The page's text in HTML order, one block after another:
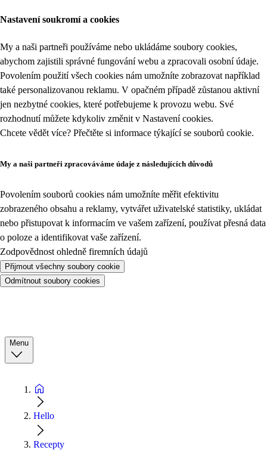
Nastavení soukromí a cookies
My a naši partneři používáme nebo ukládáme soubory cookies,
abychom zajistili správné fungování webu a zpracovali osobní údaje.
Povolením použití všech cookies nám umožníte zobrazovat například
také personalizovanou reklamu. V opačném případě zůstanou aktivní
jen nezbytné cookies, které potřebujeme k provozu webu. Své
rozhodnutí můžete kdykoliv změnit v Nastavení cookies.
Chcete vědět více? Přečtěte si informace týkající se souborů cookie.
My a naši partneři zpracováváme údaje z následujících důvodů
Povolením souborů cookies nám umožníte měřit efektivitu
zobrazeného obsahu a reklamy, vytvářet uživatelské statistiky, ukládat
nebo přistupovat k informacím ve vašem zařízení, používat přesná data
o poloze a identifikovat vaše zařízení.
Zodpovědnost ohledně firemních údajů
Přijmout všechny soubory cookie
Odmítnout soubory cookies
Menu
Hello
Recepty